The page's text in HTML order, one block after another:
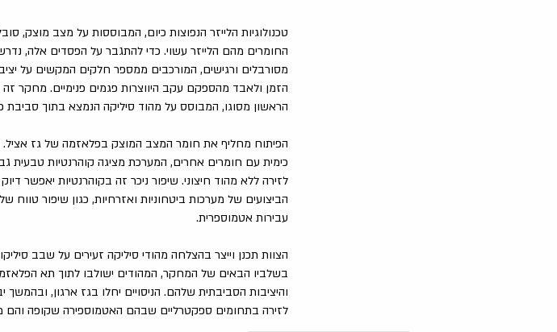
טכנולוגיות הלייזר הנפוצות כיום, המבוססות על מצב מוצק,
החומרים מהם הלייזר עשוי. כדי להתגבר על הפסדים אלה,
מסורבלים ורגישים, המורכבים ממספר חלקים המקשים על
הזמן ולאבד מהספקם עקב היווצרות פגמים פנימיים. מחקר זה
הראשון מסוגו, המבוסס על מהוד סיליקה הנמצא בתוך סביבת
הפיתוח מחליף את חומר המצב המוצק בפלאזמה של גז אציל.
כימית עם חומרים אחרים, המערכת מציגה קוהרנטיות טבעית
לזירה ללא מהוד חיצוני. שיפור ניכר זה בקוהרנטיות יאפשר
עבירות אטמוספרית.
הצוות תכנן וייצר בהצלחה מהודי סיליקה זעירים על שבב
והיציבות הסביבתית שלהם. הניסויים יחלו בגז ארגון,
לזירה בתחומים ספקטרליים שבהם האטמוספירה שקופה והם